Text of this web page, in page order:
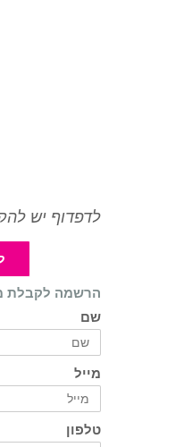
לדפדוף יש
הרשמה לקבלת
שם
מייל
טלפון